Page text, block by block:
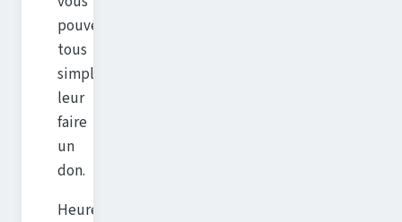
pouvez
tous
simplement
leur
faire
un
don.
Heureusement,